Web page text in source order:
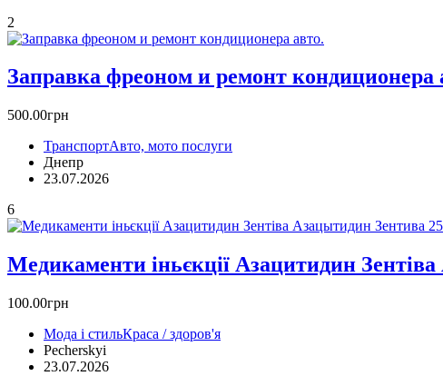
2
Заправка фреоном и ремонт кoндиционера
500.00грн
ТранспортАвто, мото послуги
Днепр
23.07.2026
6
Медикаменти іньєкції Азацитидин
100.00грн
Мода і стильКраса / здоров'я
Pecherskyi
23.07.2026